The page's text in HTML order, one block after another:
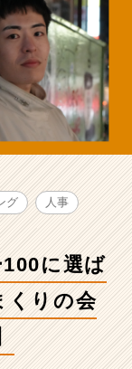
グ 人事
100に選ば
くりの会